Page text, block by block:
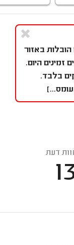
הובלות באזור
זמינים היום.
בלבד.
דעת